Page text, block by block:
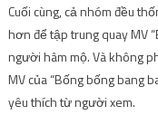
Cuối cùng, cả nhóm đều
hơn để tập trung quay MV
người hâm mộ. Và không
MV của “Bống bống bang
yêu thích từ người xem.